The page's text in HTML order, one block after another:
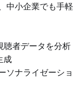
中小企業でも手軽
聴者データを分析
成
ソナライゼーショ